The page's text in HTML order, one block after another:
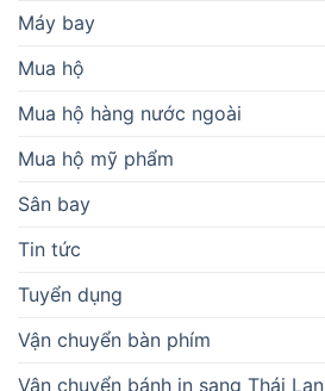
Máy bay
Mua hộ
Mua hộ hàng nước ngoài
Mua hộ mỹ phẩm
Sân bay
Tin tức
Tuyển dụng
Vận chuyển bàn phím
Vận chuyển bánh in sang Thái Lan